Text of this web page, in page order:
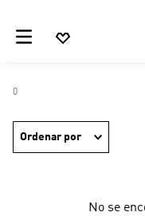
0
Ordenar por
No se